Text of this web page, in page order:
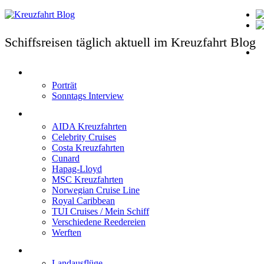
Schiffsreisen täglich aktuell im Kreuzfahrt Blog
Porträt
Sonntags Interview
AIDA Kreuzfahrten
Celebrity Cruises
Costa Kreuzfahrten
Cunard
Hapag-Lloyd
MSC Kreuzfahrten
Norwegian Cruise Line
Royal Caribbean
TUI Cruises / Mein Schiff
Verschiedene Reedereien
Werften